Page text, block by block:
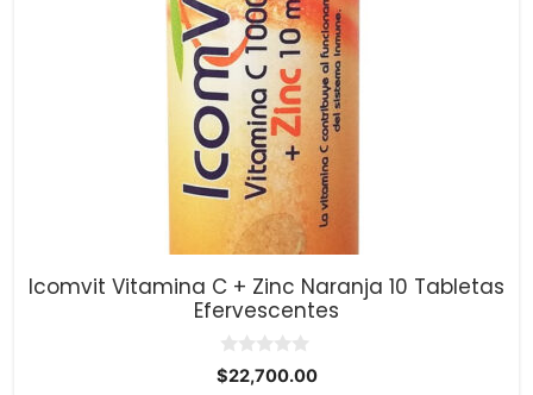
Icomvit Vitamina C + Zinc Naranja 10 Tabletas
Efervescentes
0
d
$22,700.00